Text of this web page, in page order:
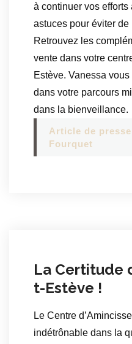
à continuer vos
astuces pour éviter
Retrouvez les
vente dans votre
Estève. Vanessa
dans votre parcours
dans la bienveillance.
Article de
Fourquet
La Certitude
t-Estève !
Le Centre
indétrônable dans la